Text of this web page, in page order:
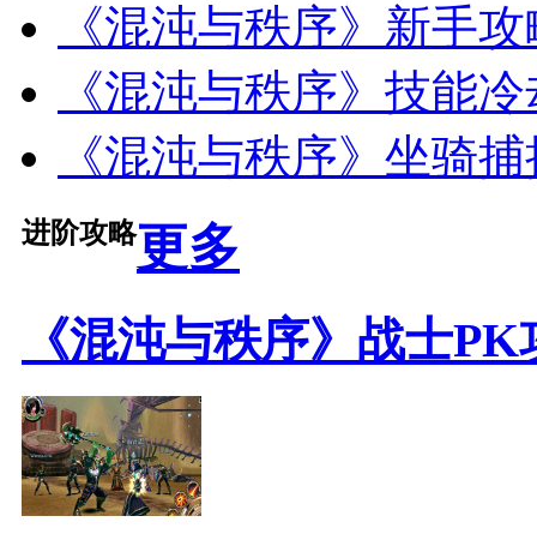
《混沌与秩序》新手
《混沌与秩序》技能
《混沌与秩序》坐骑
进阶攻略更多
《混沌与秩序》战士